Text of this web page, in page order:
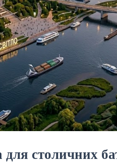
столичних